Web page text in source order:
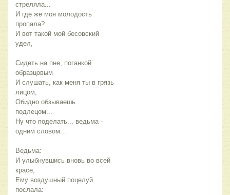
стреляла...
И где же моя молодость
пропала?
И вот такой мой бесовский
удел,
Сидеть на пне, поганкой
образцовым
И слушать, как меня ты в грязь
лицом,
Обидно обзываешь
подлецом...
Ну что поделать... ведьма -
одним словом...
Ведьма:
И улыбнувшись вновь во всей
красе,
Ему воздушный поцелуй
послала: